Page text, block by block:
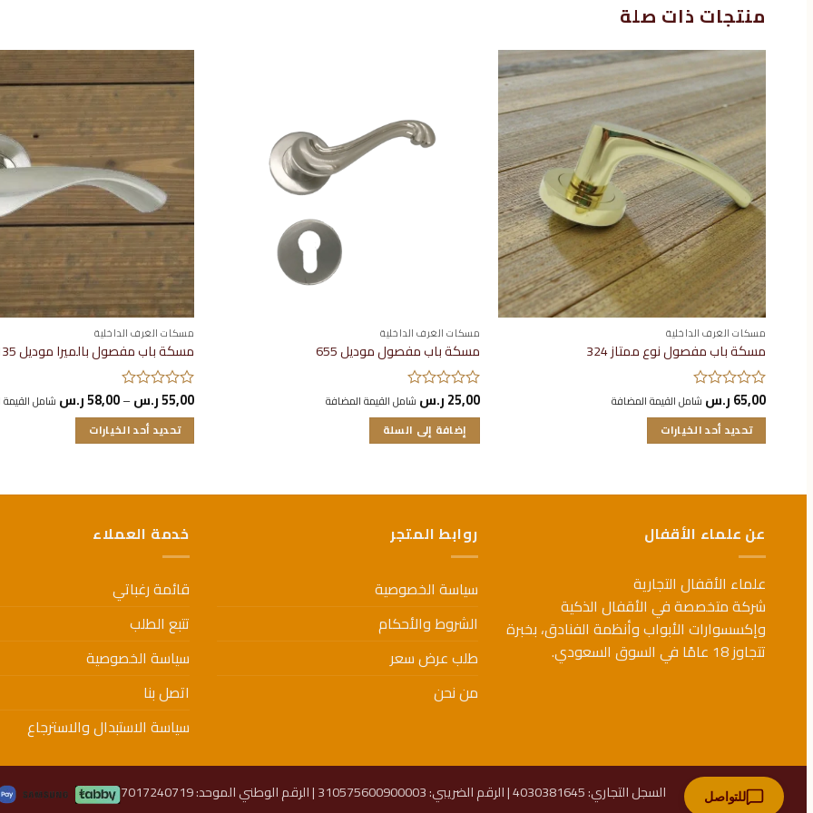
منتجات ذات صلة
إضافة
إلى
قائمة
الرغبات
مسكات الغرف الداخلية
مسكة باب مفصول نوع ممتاز 324
تم
التقييم
من
65,00ر.س شامل القيمة المضافة
تحديد أحد الخيارات
من
المختلفة
لهذا
المنتج.
يمكن
اختيار
الخيارات
على
مسكات الغرف الداخلية
مسكة باب مفصول موديل 655
تم
التقييم
من
25,00ر.س شامل القيمة المضافة
إضافة إلى السلة
مسكات الغرف الداخلية
مسكة باب مفصول بالميرا موديل 1135
تم
التقييم
من
55,00ر.س–
58,00ر.سنطاق
السعر:
شامل
تحديد أحد الخيارات
من
المختلفة
لهذا
المنتج.
يمكن
اختيار
الخيارات
على
صفحة
المنتج
عن علماء الأقفال
علماء الأقفال التجارية
شركة متخصصة في الأقفال الذكية
وإكسسوارات الأبواب وأنظمة الفنادق، بخبرة
تتجاوز 18 عامًا في السوق السعودي.
روابط المتجر
سياسة الخصوصية
الشروط والأحكام
طلب عرض سعر
من نحن
خدمة العملاء
قائمة رغباتي
تتبع الطلب
سياسة الخصوصية
اتصل بنا
سياسة الاستبدال والاسترجاع
السجل التجاري: 4030381645 | الرقم الضريبي: 310575600900003 | الرقم الوطني الموحد: 7017240719
للتواصل